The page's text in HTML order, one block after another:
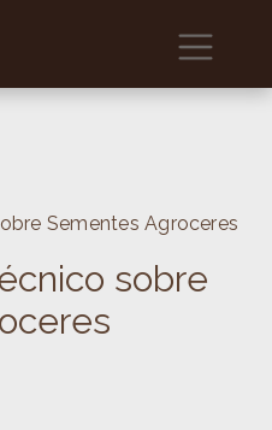
Sementes Agroceres
sobre